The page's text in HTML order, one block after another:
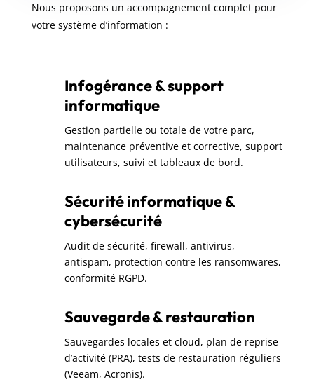
Nous proposons un accompagnement complet pour
votre système d’information :
Infogérance & support
informatique
Gestion partielle ou totale de votre parc,
maintenance préventive et corrective, support
utilisateurs, suivi et tableaux de bord.
Sécurité informatique &
cybersécurité
Audit de sécurité, firewall, antivirus,
antispam, protection contre les ransomwares,
conformité RGPD.
Sauvegarde & restauration
Sauvegardes locales et cloud, plan de reprise
d’activité (PRA), tests de restauration réguliers
(Veeam, Acronis).